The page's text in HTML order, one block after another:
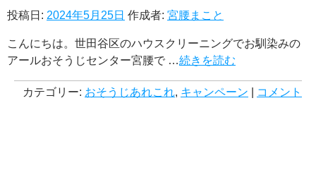
対応エリア
アールおそうじセンターについて
お役立ち情報
投稿日: 2024年5月25日 作成者: 宮腰まこと
こんにちは。世田谷区のハウスクリーニングでお馴染みの
アールおそうじセンター宮腰で …続きを読む
カテゴリー: おそうじあれこれ, キャンペーン コメント